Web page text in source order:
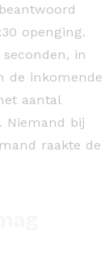
openging.
in
de inkomende
aantal
Niemand bij
raakte de